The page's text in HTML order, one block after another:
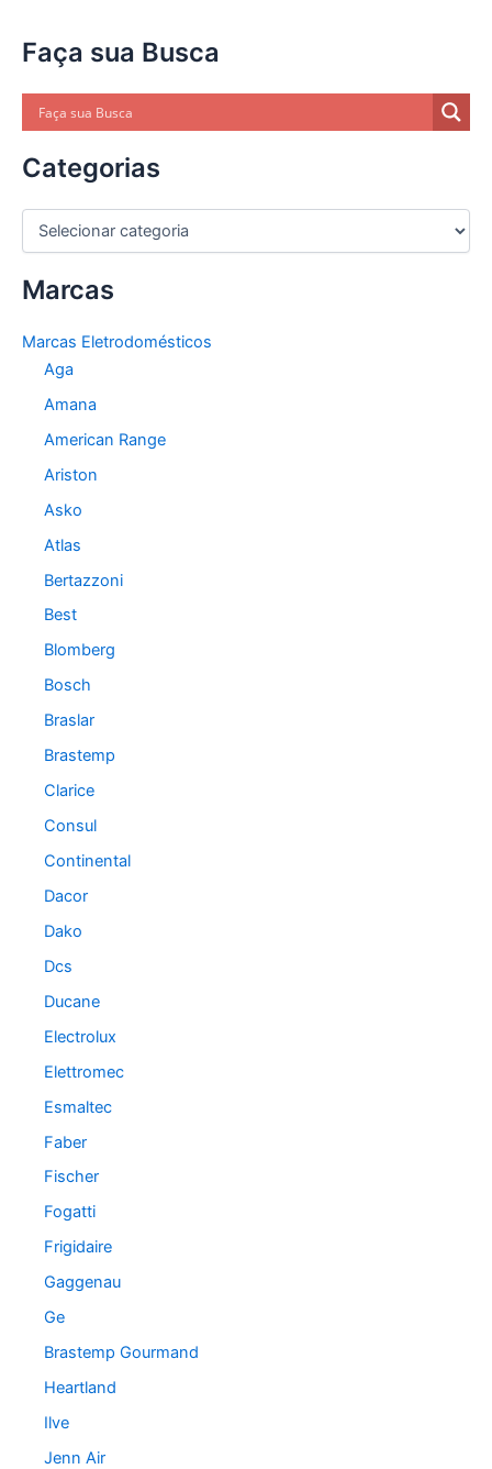
Faça sua Busca
Categorias
C
e
r
Marcas
Marcas Eletrodomésticos
Aga
Amana
American Range
Ariston
Asko
Atlas
Bertazzoni
Best
Blomberg
Bosch
Braslar
Brastemp
Clarice
Consul
Continental
Dacor
Dako
Dcs
Ducane
Electrolux
Elettromec
Esmaltec
Faber
Fischer
Fogatti
Frigidaire
Gaggenau
Ge
Brastemp Gourmand
Heartland
Ilve
Jenn Air